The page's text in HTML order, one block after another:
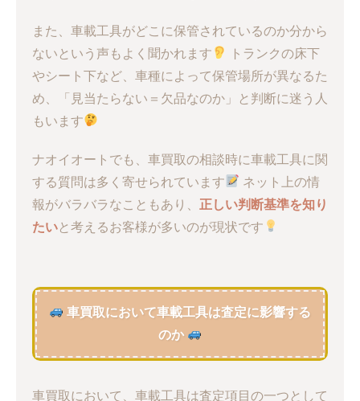
また、車載工具がどこに保管されているのか分から
ないという声もよく聞かれます
トランクの床下
やシート下など、車種によって保管場所が異なるた
め、「見当たらない＝欠品なのか」と判断に迷う人
もいます
ナオイオートでも、車買取の相談時に車載工具に関
する質問は多く寄せられています
ネット上の情
報がバラバラなこともあり、 正しい判断基準を知り
たいと考えるお客様が多いのが現状です
車買取において車載工具は査定に影響する
のか
車買取において、車載工具は査定項目の一つとして